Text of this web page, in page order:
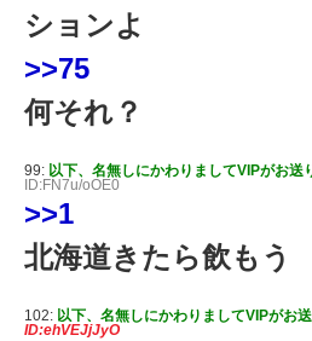
ションよ
>>75
何それ？
99: 以下、名無しにかわりましてVIPがお送
ID:FN7u/oOE0
>>1
北海道きたら飲もう
102: 以下、名無しにかわりましてVIPがお
ID:ehVEJjJyO